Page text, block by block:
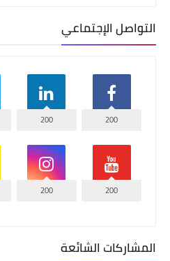
التواصل الإجتماعي
200
200
200
200
المشاركات الشائعة